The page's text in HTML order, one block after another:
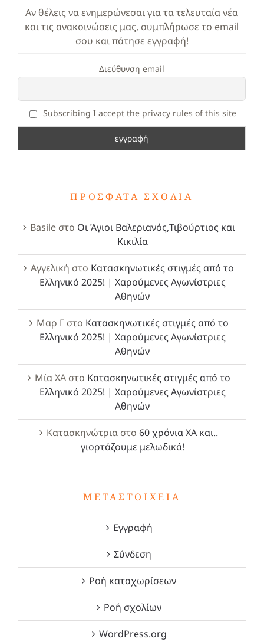
Αν θέλεις να ενημερώνεσαι για τα τελευταία νέα
και τις ανακοινώσεις μας, συμπλήρωσε το email
σου και πάτησε εγγραφή!
Διεύθυνση email
Subscribing I accept the privacy rules of this site
ΠΡΌΣΦΑΤΑ ΣΧΌΛΙΑ
Basileστο Οι Άγιοι Βαλεριανός,Τιβούρτιος και
Κικιλία
Αγγελική στο Κατασκηνωτικές στιγμές από το
Ελληνικό 2025! | Χαρούμενες Αγωνίστριες
Αθηνών
Μαρ Γστο Κατασκηνωτικές στιγμές από το
Ελληνικό 2025! | Χαρούμενες Αγωνίστριες
Αθηνών
Μία ΧΑστο Κατασκηνωτικές στιγμές από το
Ελληνικό 2025! | Χαρούμενες Αγωνίστριες
Αθηνών
Κατασκηνώτρια στο 60 χρόνια ΧΑ και..
γιορτάζουμε μελωδικά!
ΜΕΤΑΣΤΟΙΧΕΊΑ
Εγγραφή
Σύνδεση
Ροή καταχωρίσεων
Ροή σχολίων
WordPress.org